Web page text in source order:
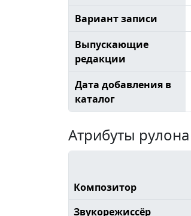
Вариант записи
Выпускающие
редакции
Дата добавления в
каталог
Атрибуты рулона
Композитор
Звукорежиссёр